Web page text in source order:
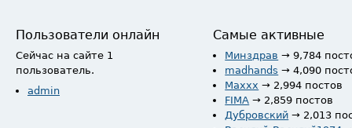
Пользователи онлайн
Сейчас на сайте 1
пользователь.
admin
Самые активные
Минздрав → 9,784
madhands → 4,090
Maxxx → 2,994 постов
FIMA → 2,859 постов
Дубровский → 2,013